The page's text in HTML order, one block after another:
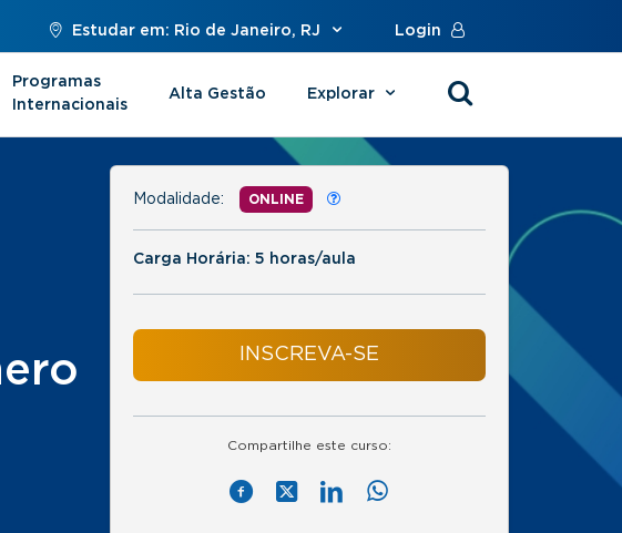
Estudar em: Rio de Janeiro, RJ Login
Programas
Internacionais
Alta Gestão Explorar
Modalidade: ONLINE
Carga Horária: 5 horas/aula
INSCREVA-SE
Compartilhe este curso: